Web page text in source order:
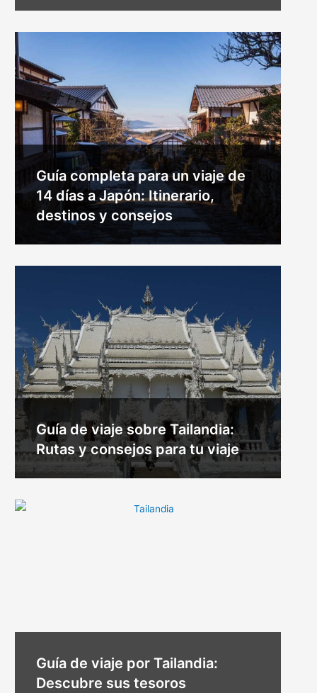
Guía completa para un viaje de
14 días a Japón: Itinerario,
destinos y consejos
Guía de viaje sobre Tailandia:
Rutas y consejos para tu viaje
Guía de viaje por Tailandia:
Descubre sus tesoros